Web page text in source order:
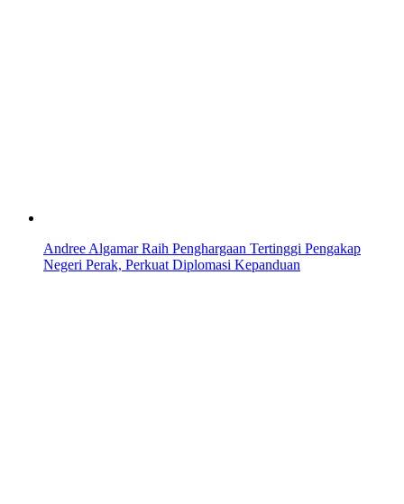
Andree Algamar Raih Penghargaan Tertinggi Pengakap
Negeri Perak, Perkuat Diplomasi Kepanduan